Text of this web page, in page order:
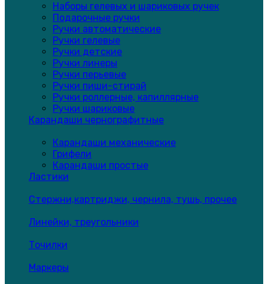
Наборы гелевых и шариковых ручек
Подарочные ручки
Ручки автоматические
Ручки гелевые
Ручки детские
Ручки линеры
Ручки перьевые
Ручки пиши-стирай
Ручки роллерные, капиллярные
Ручки шариковые
Карандаши чернографитные
Карандаши механические
Грифели
Карандаши простые
Ластики
Стержни,картриджи, чернила, тушь, прочее
Линейки, треугольники
Точилки
Маркеры